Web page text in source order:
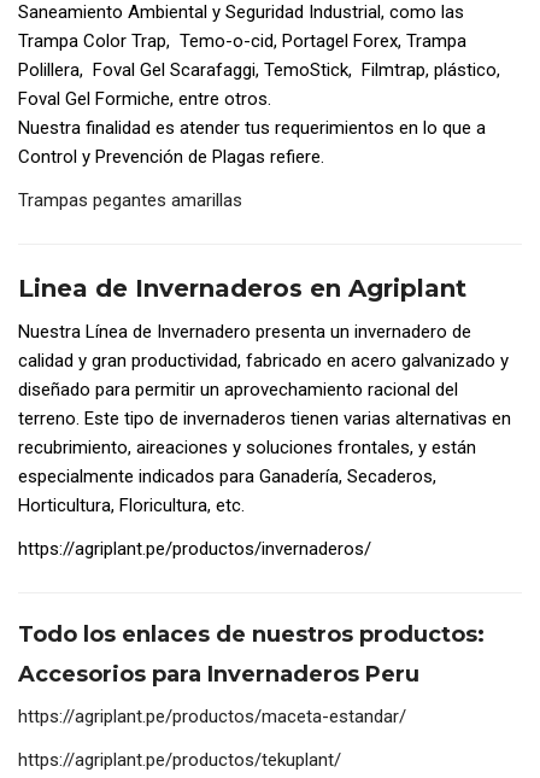
Saneamiento Ambiental y Seguridad Industrial, como las
Trampa Color Trap, Temo-o-cid, Portagel Forex, Trampa
Polillera, Foval Gel Scarafaggi, TemoStick, Filmtrap, plástico,
Foval Gel Formiche, entre otros.
Nuestra finalidad es atender tus requerimientos en lo que a
Control y Prevención de Plagas refiere.
Trampas pegantes amarillas
Linea de Invernaderos en Agriplant
Nuestra Línea de Invernadero presenta un invernadero de
calidad y gran productividad, fabricado en acero galvanizado y
diseñado para permitir un aprovechamiento racional del
terreno. Este tipo de invernaderos tienen varias alternativas en
recubrimiento, aireaciones y soluciones frontales, y están
especialmente indicados para Ganadería, Secaderos,
Horticultura, Floricultura, etc.
https://agriplant.pe/productos/invernaderos/
Todo los enlaces de nuestros productos:
Accesorios para Invernaderos Peru
https://agriplant.pe/productos/maceta-estandar/
https://agriplant.pe/productos/tekuplant/